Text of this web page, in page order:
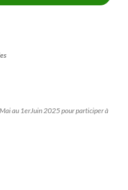
au 1erJuin 2025 pour participer à